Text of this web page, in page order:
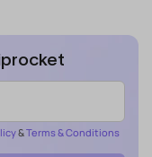
&Terms & Conditions